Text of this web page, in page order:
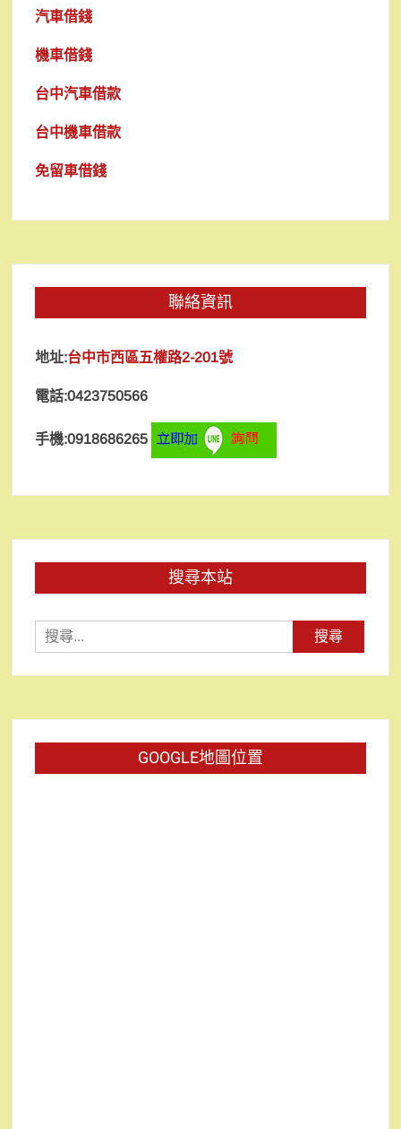
汽車借錢
機車借錢
台中汽車借款
台中機車借款
免留車借錢
聯絡資訊
地址:台中市西區五權路2-201號
電話:0423750566
手機:0918686265
搜尋本站
尋
關
GOOGLE地圖位置